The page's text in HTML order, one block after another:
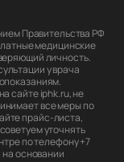
Правительства РФ
медицинские
личность.
у врача
сайте iphk.ru, не
все меры по
прайс-листа,
уточнять
по телефону +7
основании